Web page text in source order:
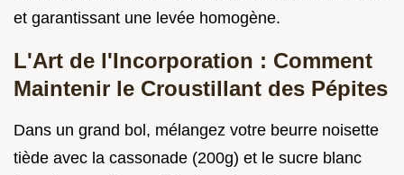
et garantissant une levée homogène.
L'Art de l'Incorporation : Comment
Maintenir le Croustillant des Pépites
Dans un grand bol, mélangez votre beurre noisette
tiède avec la cassonade (200g) et le sucre blanc